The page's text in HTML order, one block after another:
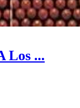
Los ...